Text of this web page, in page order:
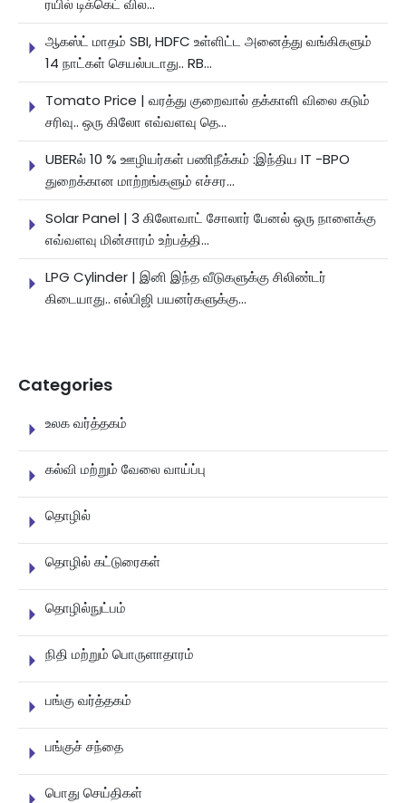
ரயில் டிக்கெட் வில...
ஆகஸ்ட் மாதம் SBI, HDFC உள்ளிட்ட அனைத்து வங்கிகளும்
14 நாட்கள் செயல்படாது.. RB...
Tomato Price | வரத்து குறைவால் தக்காளி விலை கடும்
சரிவு.. ஒரு கிலோ எவ்வளவு தெ...
UBERல் 10 % ஊழியர்கள் பணிநீக்கம் :இந்திய IT -BPO
துறைக்கான மாற்றங்களும் எச்சர...
Solar Panel | 3 கிலோவாட் சோலார் பேனல் ஒரு நாளைக்கு
எவ்வளவு மின்சாரம் உற்பத்தி...
LPG Cylinder | இனி இந்த வீடுகளுக்கு சிலிண்டர்
கிடையாது.. எல்பிஜி பயனர்களுக்கு...
Categories
உலக வர்த்தகம்
கல்வி மற்றும் வேலை வாய்ப்பு
தொழில்
தொழில் கட்டுரைகள்
தொழில்நுட்பம்
நிதி மற்றும் பொருளாதாரம்
பங்கு வர்த்தகம்
பங்குச் சந்தை
பொது செய்திகள்